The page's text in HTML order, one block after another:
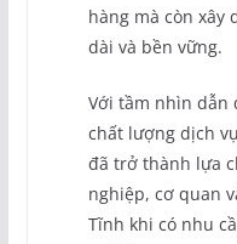
hàng mà còn xây
dài và bền vững.
Với tầm nhìn dẫn
chất lượng dịch
đã trở thành lựa
nghiệp, cơ quan
Tĩnh khi có nhu